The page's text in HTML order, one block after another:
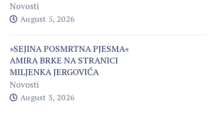
Novosti
August 5, 2026
»SEJINA POSMRTNA PJESMA«
AMIRA BRKE NA STRANICI
MILJENKA JERGOVIĆA
Novosti
August 3, 2026